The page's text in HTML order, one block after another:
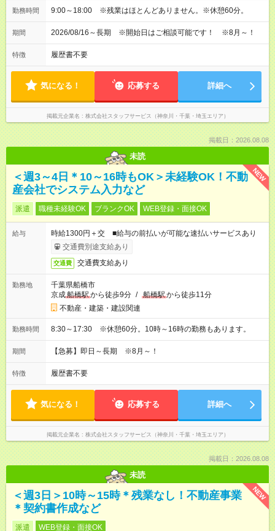
勤務時間 9:00～18:00 ※残業はほとんどありません。※休憩60分。
期間 2026/08/16～長期 ※開始日はご相談可能です！ ※8月～！
特徴 履歴書不要
気になる！ 応募する 詳細へ
掲載元企業名 株式会社スタッフサービス（神奈川・千葉・埼玉エリア）
掲載日：2026.08.08
未読
NEW
＜週3～4日＊10～16時もOK＞未経験OK！不動
産会社でシステム入力など
派遣 職種未経験OK ブランクOK WEB登録・面接OK
給与
時給1300円＋交 ■給与の前払いが可能な速払いサービスあり
交通費別途支給あり
交通費 交通費支給あり
勤務地
千葉県船橋市
京成船橋駅から徒歩9分 / 船橋駅から徒歩11分
不動産・建築・建設関連
勤務時間 8:30～17:30 ※休憩60分。10時～16時の勤務もあります。
期間 【急募】即日～長期 ※8月～！
特徴 履歴書不要
気になる！ 応募する 詳細へ
掲載元企業名 株式会社スタッフサービス（神奈川・千葉・埼玉エリア）
掲載日：2026.08.08
未読
NEW
＜週3日＞10時～15時＊残業なし！不動産事業
＊契約書作成など
派遣 WEB登録・面接OK